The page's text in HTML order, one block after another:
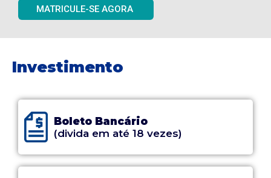
MATRICULE-SE AGORA
Investimento
Boleto Bancário
(divida em até 18 vezes)